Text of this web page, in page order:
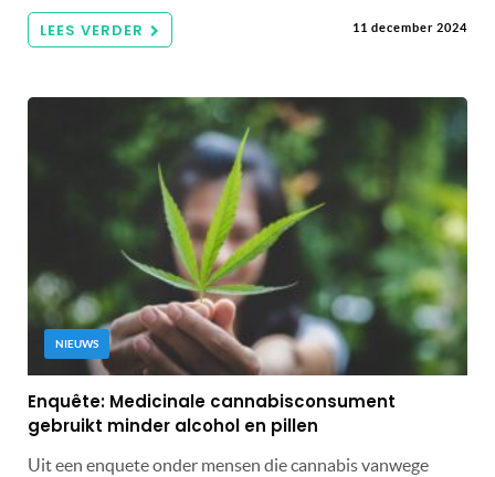
LEES VERDER 11 december 2024
NIEUWS
Enquête: Medicinale cannabisconsument
gebruikt minder alcohol en pillen
Uit een enquete onder mensen die cannabis vanwege